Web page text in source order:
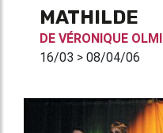
MATHILDE
DE VÉRONIQUE OLMI
16/03 > 08/04/06